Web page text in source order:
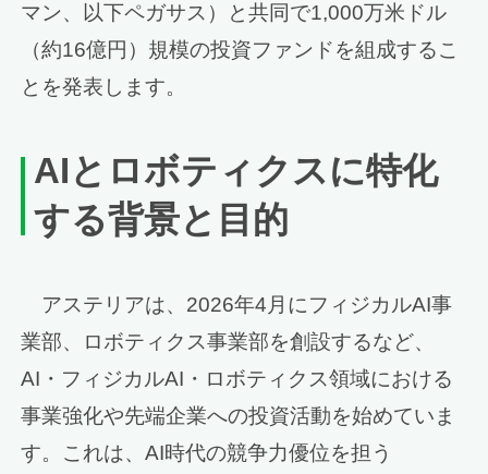
マン、以下ペガサス）と共同で1,000万米ドル
（約16億円）規模の投資ファンドを組成するこ
とを発表します。
AIとロボティクスに特化
する背景と目的
アステリアは、2026年4月にフィジカルAI事
業部、ロボティクス事業部を創設するなど、
AI・フィジカルAI・ロボティクス領域における
事業強化や先端企業への投資活動を始めていま
す。これは、AI時代の競争力優位を担う